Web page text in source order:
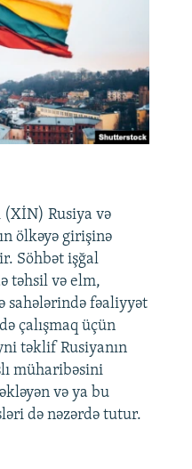
Rusiya və
ölkəyə girişinə
Söhbət işğal
təhsil və elm,
sahələrində fəaliyyət
çalışmaq üçün
təklif Rusiyanın
müharibəsini
və ya bu
də nəzərdə tutur.